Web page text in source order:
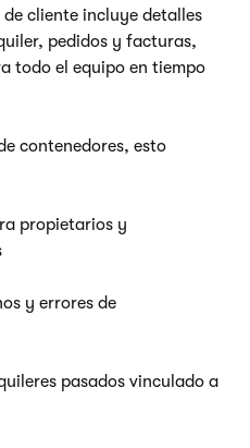
cliente incluye detalles
pedidos y facturas,
todo el equipo en tiempo
contenedores, esto
propietarios y
y errores de
pasados vinculado a